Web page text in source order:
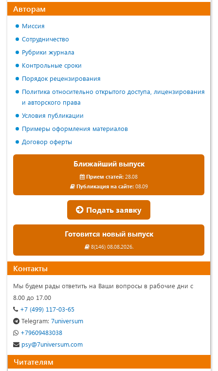
Авторам
Миссия
Сотрудничество
Рубрики журнала
Контрольные сроки
Порядок рецензирования
Политика относительно открытого доступа, лицензирования
и авторского права
Условия публикации
Примеры оформления материалов
Договор оферты
Ближайший выпуск
Прием статей: 28.08
Публикация на сайте:08.09
Подать заявку
Готовится новый выпуск
8(146) 08.08.2026.
Контакты
Мы будем рады ответить на Ваши вопросы в рабочие дни с
8.00 до 17.00
+7 (499) 117-03-65
Telegram: 7universum
+79609483038
psy@7universum.com
Читателям